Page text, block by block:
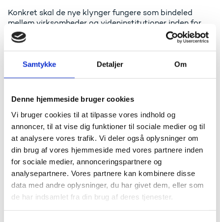
Samtykke Detaljer Om
Denne hjemmeside bruger cookies
Vi bruger cookies til at tilpasse vores indhold og
annoncer, til at vise dig funktioner til sociale medier og til
at analysere vores trafik. Vi deler også oplysninger om
din brug af vores hjemmeside med vores partnere inden
for sociale medier, annonceringspartnere og
analysepartnere. Vores partnere kan kombinere disse
data med andre oplysninger, du har givet dem, eller som
de har indsamlet fra din brug af deres tjenester.
Konkret skal de nye klynger fungere som bindeled
mellem virksomheder og videninstitutioner inden for
de udvalgte danske styrkepositioner, som f.eks. miljø,
energi, det maritime område og life science for at
fremme innovations- og vidensamarbejde. Det er
desuden en selvstændig ambition, at de kommende
Danmarks Erhvervsfremmebestyrelse, som har
udpeget 12 af de styrkepositioner og spirende
områder, som klyngerne skal arbejde inden for, vil i
næste uge tage stilling til, hvordan bestyrelsens
bevilling på 80 mio. kr. årligt fordeles mellem
klyngerne.
- I Danmarks Erhvervsfremmebestyrelse er vi yderst
tilfredse med, at de styrkepositioner, vi udpegede i
strategien Erhvervsfremme i Danmark 2020-2023,
fremadrettet understøttes af én klyngeorganisation
for hver styrkeposition. Det har været fantastisk at se,